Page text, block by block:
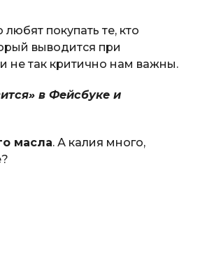
покупать те, кто
выводится при
не так критично нам важны.
в Фейсбуке и
масла. А калия много,